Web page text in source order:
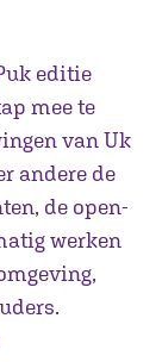
editie
mee te
van Uk
andere de
de open-
werken